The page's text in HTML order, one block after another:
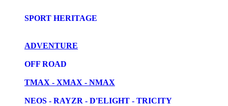
SPORT HERITAGE
ADVENTURE
OFF ROAD
TMAX - XMAX - NMAX
NEOS - RAYZR - D'ELIGHT - TRICITY